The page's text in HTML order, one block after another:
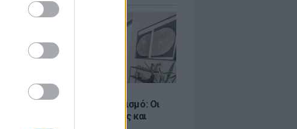
ΕΙΔΗΣΕΙΣ
Νέο χωροταξικό για τον τουρισμό: Οι
αλλαγές σε Airbnb, επενδύσεις και